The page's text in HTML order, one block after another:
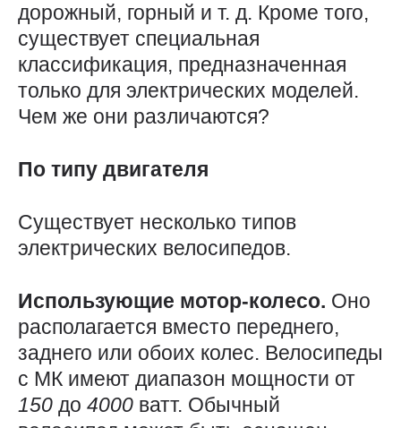
дорожный, горный и т. д. Кроме того,
существует специальная
классификация, предназначенная
только для электрических моделей.
Чем же они различаются?
По типу двигателя
Существует несколько типов
электрических велосипедов.
Использующие мотор-колесо. Оно
располагается вместо переднего,
заднего или обоих колес. Велосипеды
с МК имеют диапазон мощности от
150 до 4000 ватт. Обычный